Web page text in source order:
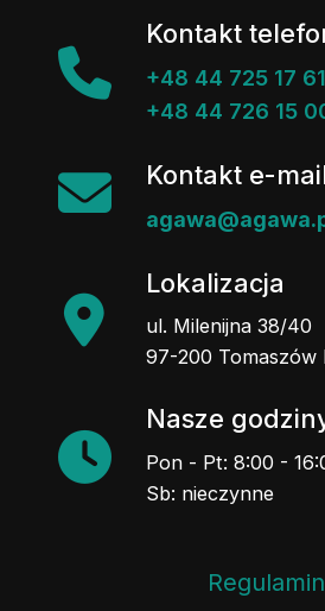
Kontakt
+48 44 725 17 61
+48 44 726 15
Kontakt e-
Lokalizacja
ul. Milenijna 38/40
97-200 Tomaszów
Nasze
Pon - Pt: 8:00 -
Sb: nieczynne
Regulamin